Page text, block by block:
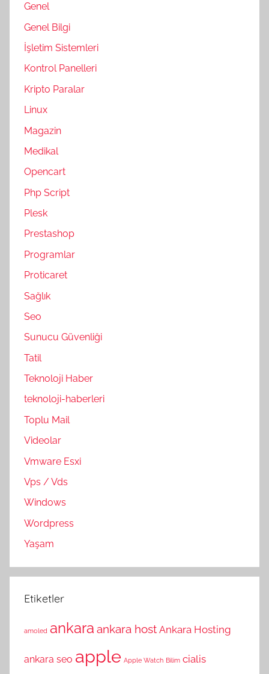
Genel
Genel Bilgi
İşletim Sistemleri
Kontrol Panelleri
Kripto Paralar
Linux
Magazin
Medikal
Opencart
Php Script
Plesk
Prestashop
Programlar
Proticaret
Sağlık
Seo
Sunucu Güvenliği
Tatil
Teknoloji Haber
teknoloji-haberleri
Toplu Mail
Videolar
Vmware Esxi
Vps / Vds
Windows
Wordpress
Yaşam
Etiketler
amoled ankara ankara host Ankara Hosting
ankara seo apple Apple Watch Bilim cialis